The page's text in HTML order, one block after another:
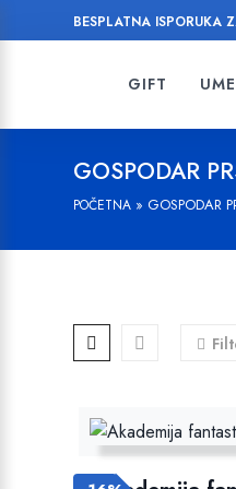
BESPLATNA ISPORUKA
GIFT
GOSPODAR
POČETNA » GOSPODAR